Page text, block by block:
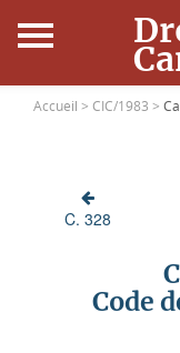
Accueil
Ressources
Accueil > CIC/1983 >
C. 328
Code